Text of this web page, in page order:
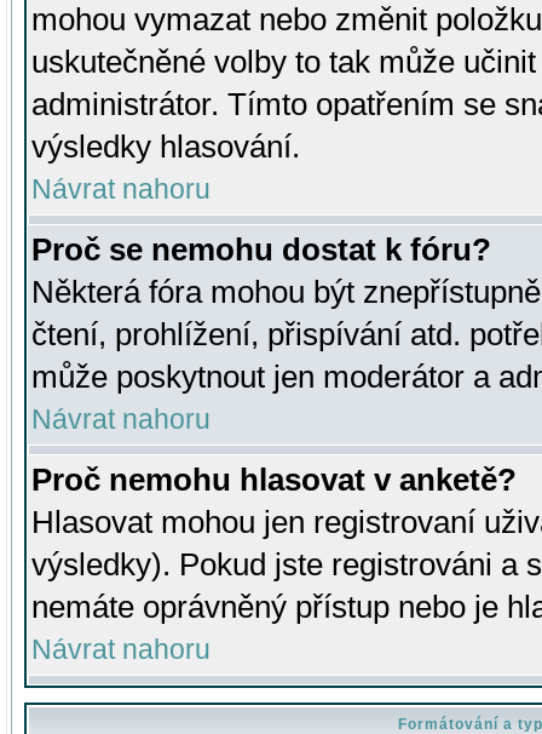
mohou vymazat nebo změnit
uskutečněné volby to tak může
administrátor. Tímto opatřením se
výsledky hlasování.
Návrat nahoru
Proč se nemohu dostat k fóru?
Některá fóra mohou být
čtení, prohlížení, přispívání atd.
může poskytnout jen moderátor a
Návrat nahoru
Proč nemohu hlasovat v anketě?
Hlasovat mohou jen registrovaní
výsledky). Pokud jste registrováni a
nemáte oprávněný přístup nebo je
Návrat nahoru
Formátování a